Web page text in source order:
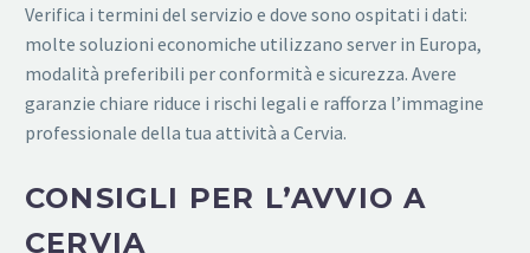
Verifica i termini del servizio e dove sono ospitati i dati:
molte soluzioni economiche utilizzano server in Europa,
modalità preferibili per conformità e sicurezza. Avere
garanzie chiare riduce i rischi legali e rafforza l’immagine
professionale della tua attività a Cervia.
CONSIGLI PER L’AVVIO A
CERVIA